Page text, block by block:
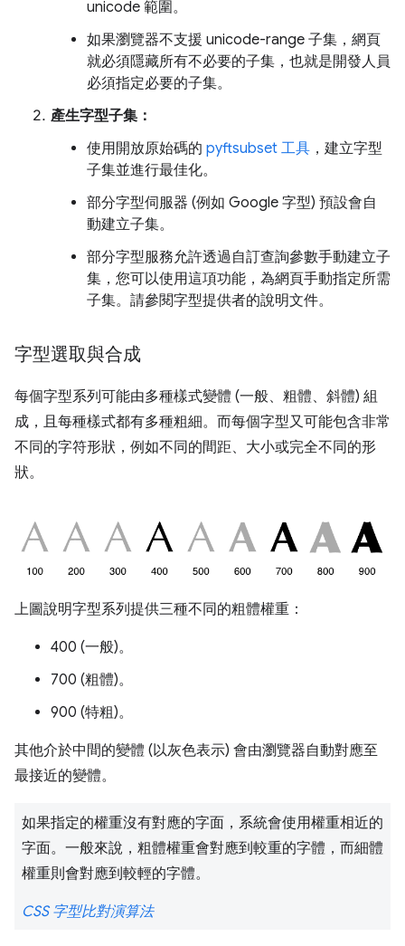
unicode 範圍。
如果瀏覽器不支援 unicode-range 子集，網頁
就必須隱藏所有不必要的子集，也就是開發人員
必須指定必要的子集。
產生字型子集：
使用開放原始碼的 pyftsubset 工具 ，建立字型
子集並進行最佳化。
部分字型伺服器 (例如 Google 字型) 預設會自
動建立子集。
部分字型服務允許透過自訂查詢參數手動建立子
集，您可以使用這項功能，為網頁手動指定所需
子集。請參閱字型提供者的說明文件。
字型選取與合成
每個字型系列可能由多種樣式變體 (一般、粗體、斜體) 組
成，且每種樣式都有多種粗細。而每個字型又可能包含非常
不同的字符形狀，例如不同的間距、大小或完全不同的形
狀。
上圖說明字型系列提供三種不同的粗體權重：
400 (一般)。
700 (粗體)。
900 (特粗)。
其他介於中間的變體 (以灰色表示) 會由瀏覽器自動對應至
最接近的變體。
如果指定的權重沒有對應的字面，系統會使用權重相近的
字面。一般來說，粗體權重會對應到較重的字體，而細體
權重則會對應到較輕的字體。
CSS 字型比對演算法